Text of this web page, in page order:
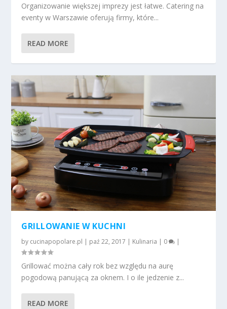
Organizowanie większej imprezy jest łatwe. Catering na
eventy w Warszawie oferują firmy, które...
READ MORE
GRILLOWANIE W KUCHNI
by cucinapopolare.pl paź 22, 2017 Kulinaria 0
Grillować można cały rok bez względu na aurę
pogodową panującą za oknem. I o ile jedzenie z...
READ MORE